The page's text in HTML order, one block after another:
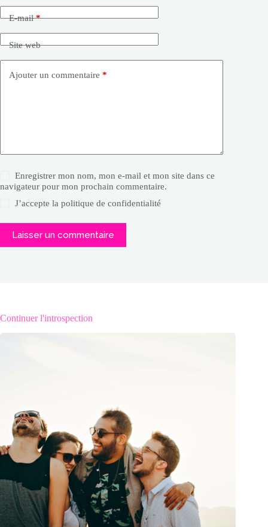
E-mail*
Site web
Ajouter un commentaire *
Enregistrer mon nom, mon e-mail et mon site dans ce
navigateur pour mon prochain commentaire.
J’accepte lapolitique de confidentialité
Laisser un commentaire
Continuer l'introspection